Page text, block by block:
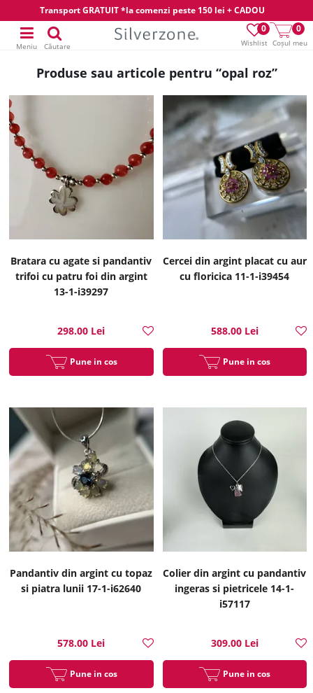
Transport GRATUIT *la comenzi peste 150 lei + CADOU
Wishlist
0
Coșul meu
0
Meniu Căutare
Produse sau articole pentru “opal roz”
Bratara cu agate si pandantiv
trifoi cu patru foi din argint
13-1-i39297
298.00 Lei
Pune in cos
Cercei din argint placat cu aur
cu floricica 11-1-i39454
588.00 Lei
Pune in cos
Pandantiv din argint cu topaz
si piatra lunii 17-1-i62640
578.00 Lei
Pune in cos
Colier din argint cu pandantiv
ingeras si pietricele 14-1-
i57117
309.00 Lei
Pune in cos